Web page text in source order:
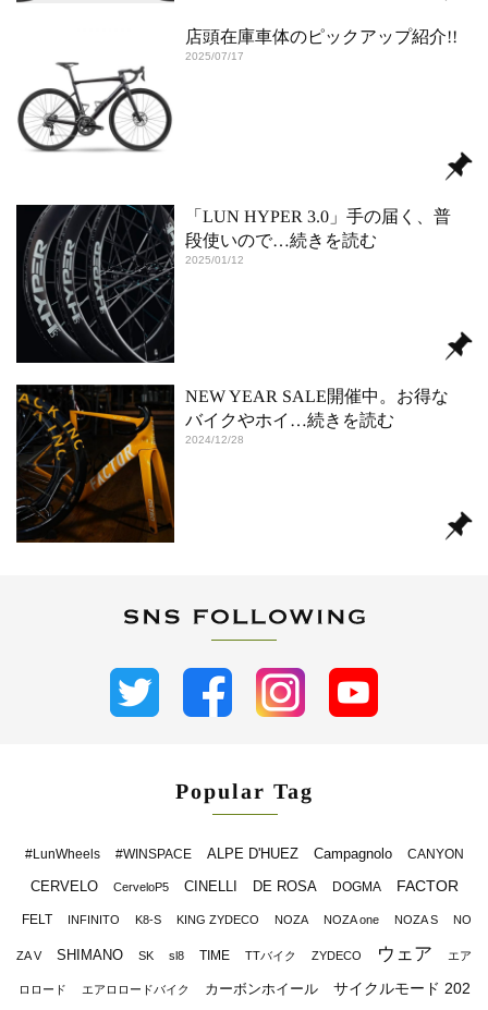
店頭在庫車体のピックアップ紹介!!
2025/07/17
「LUN HYPER 3.0」手の届く、普
段使いので…続きを読む
2025/01/12
NEW YEAR SALE開催中。お得な
バイクやホイ …続きを読む
2024/12/28
Popular Tag
#LunWheels #WINSPACE ALPE D'HUEZ Campagnolo CANYON
CERVELO CerveloP5 CINELLI DE ROSA DOGMA FACTOR
FELT INFINITO K8-S KING ZYDECO NOZA NOZA one NOZA S NO
ZA V SHIMANO SK sl8 TIME TTバイク ZYDECO ウェア エア
ロロード エアロロードバイク カーボンホイール
サイクルモード 202